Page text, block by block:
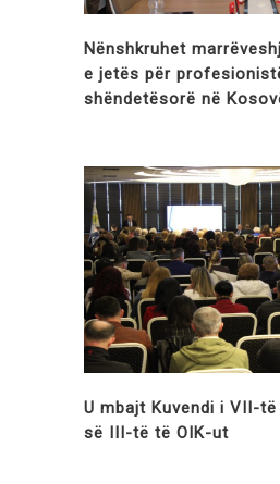
Nënshkruhet
e jetës për
shëndetësorë në
U mbajt Kuvendi i VII-
së III-të të OIK-ut